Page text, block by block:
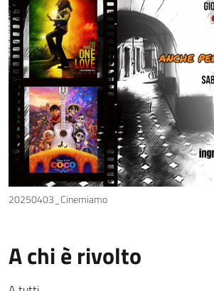
20250403_Cinemiamo
A chi è rivolto